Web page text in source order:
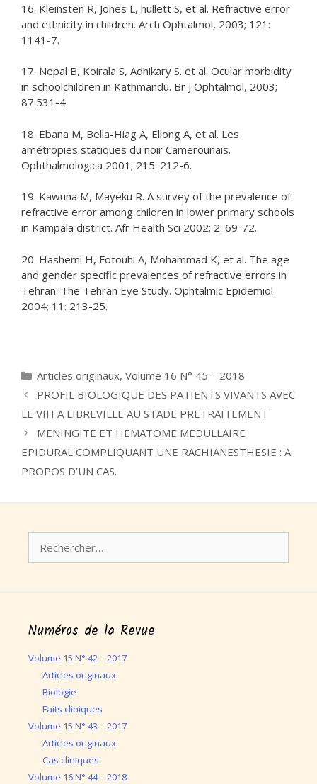
16. Kleinsten R, Jones L, hullett S, et al. Refractive error
and ethnicity in children. Arch Ophtalmol, 2003; 121:
1141-7.
17. Nepal B, Koirala S, Adhikary S. et al. Ocular morbidity
in schoolchildren in Kathmandu. Br J Ophtalmol, 2003;
87:531-4.
18. Ebana M, Bella-Hiag A, Ellong A, et al. Les
amétropies statiques du noir Camerounais.
Ophthalmologica 2001; 215: 212-6.
19. Kawuna M, Mayeku R. A survey of the prevalence of
refractive error among children in lower primary schools
in Kampala district. Afr Health Sci 2002; 2: 69-72.
20. Hashemi H, Fotouhi A, Mohammad K, et al. The age
and gender specific prevalences of refractive errors in
Tehran: The Tehran Eye Study. Ophtalmic Epidemiol
2004; 11: 213-25.
Catégories
Articles originaux, Volume 16 N° 45 – 2018
PROFIL BIOLOGIQUE DES PATIENTS VIVANTS AVEC
LE VIH A LIBREVILLE AU STADE PRETRAITEMENT
MENINGITE ET HEMATOME MEDULLAIRE
EPIDURAL COMPLIQUANT UNE RACHIANESTHESIE : A
PROPOS D’UN CAS.
Numéros de la Revue
Volume 15 N° 42 – 2017
Articles originaux
Biologie
Faits cliniques
Volume 15 N° 43 – 2017
Articles originaux
Cas cliniques
Volume 16 N° 44 – 2018